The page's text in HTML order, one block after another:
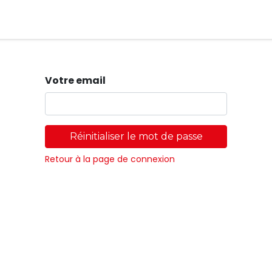
Votre email
Réinitialiser le mot de passe
Retour à la page de connexion